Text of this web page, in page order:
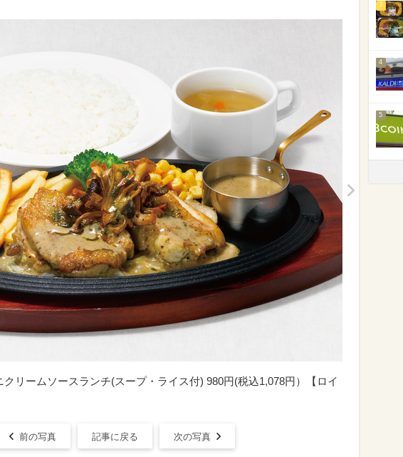
リームソースランチ(スープ・ライス付) 980円(税込1,078円）【ロイ
前の写真 記事に戻る 次の写真
3
4
5